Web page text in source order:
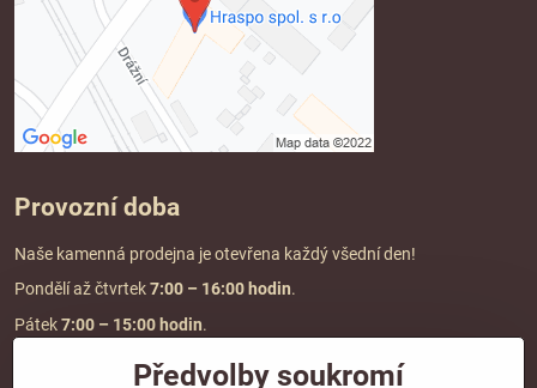
Provozní doba
Naše kamenná prodejna je otevřena každý všední den!
Pondělí až čtvrtek7:00 – 16:00 hodin.
Pátek7:00 – 15:00 hodin.
Předvolby soukromí